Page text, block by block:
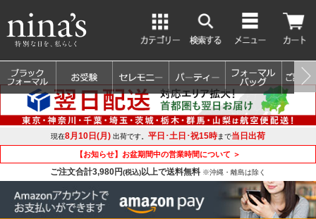
現在8月10日(月) 出荷です。 平日･土日･祝15時まで当日出荷
【お知らせ】お盆期間中の営業時間について ＞
ご注文合計3,980円(税込)以上で送料無料 ※沖縄・離島は除く